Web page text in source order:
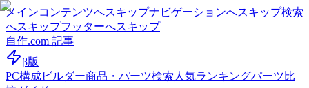
メインコンテンツへスキップナビゲーションへスキップ検索
へスキップフッターへスキップ
自作.com 記事
β版
PC構成ビルダー商品・パーツ検索 人気ランキングパーツ比